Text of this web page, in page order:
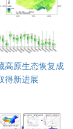
高原生态恢复成
得新进展